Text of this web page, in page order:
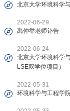
北京大学环境科学
2022-06-29
禹仲举老师讣告
2022-06-24
北京大学环境科学
LSE双学位项目）
2022-05-31
环境科学与工程学